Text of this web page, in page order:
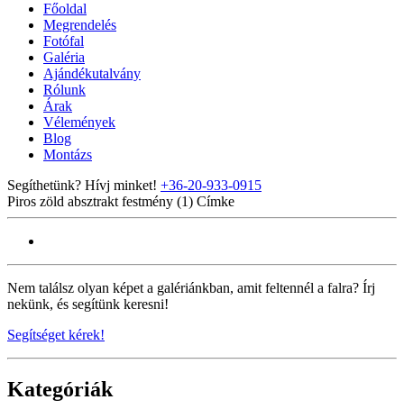
Főoldal
Megrendelés
Fotófal
Galéria
Ajándékutalvány
Rólunk
Árak
Vélemények
Blog
Montázs
Segíthetünk? Hívj minket! +36-20-933-0915
Piros zöld absztrakt festmény (1) Címke
Nem találsz olyan képet a galériánkban, amit feltennél a falra? Írj
nekünk, és segítünk keresni!
Segítséget kérek!
Kategóriák